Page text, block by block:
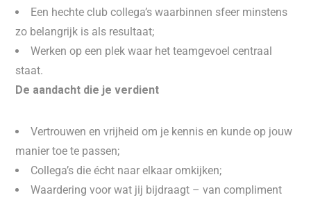
Een hechte club collega’s waarbinnen sfeer minstens
zo belangrijk is als resultaat;
Werken op een plek waar het teamgevoel centraal
staat.
De aandacht die je verdient
Vertrouwen en vrijheid om je kennis en kunde op jouw
manier toe te passen;
Collega’s die écht naar elkaar omkijken;
Waardering voor wat jij bijdraagt – van compliment